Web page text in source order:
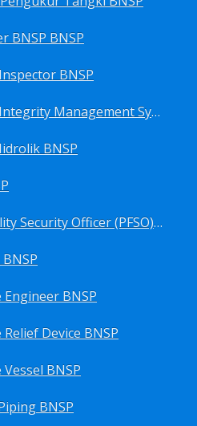
BNSP BNSP
BNSP
Sertifikasi Pipeline Integrity Management System (Pims) BNSP
BNSP
Sertifikasi Port Facility Security Officer (PFSO) BNSP
BNSP
Device BNSP
BNSP
BNSP